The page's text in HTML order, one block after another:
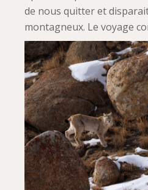
de nous quitter et
montagneux. Le voyage